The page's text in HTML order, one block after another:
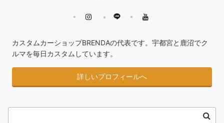
カスタムカーショップBRENDAの代表です。宇都宮と鹿沼でク
ルマを毎日カスタムしています。
詳しいプロフィールへ